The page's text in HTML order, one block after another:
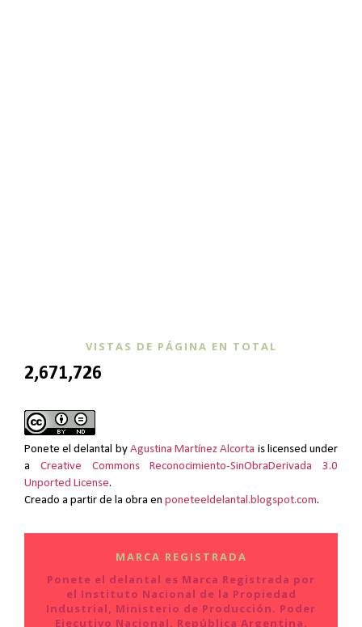
VISTAS DE PÁGINA EN TOTAL
2,671,726
Ponete el delantal by Agustina Martínez Alcorta is licensed under
a Creative Commons Reconocimiento-SinObraDerivada 3.0
Unported License.
Creado a partir de la obra en poneteeldelantal.blogspot.com.
MARCA REGISTRADA
Ponete el delantal es Marca Registrada por
el Instituto Nacional de la Propiedad
Industrial, Ministerio de Producción. Poder
Ejecutivo Nacional. República Argentina.